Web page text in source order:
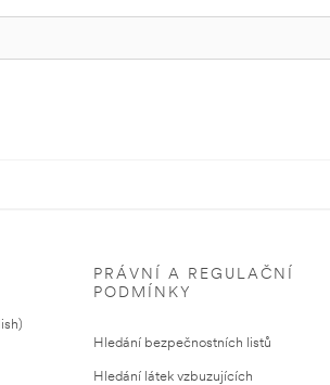
PRÁVNÍ A REGULAČNÍ
PODMÍNKY
Hledání bezpečnostních listů
Hledání látek vzbuzujících